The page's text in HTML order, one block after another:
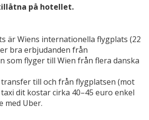
på hotellet.
är Wiens internationella flygplats (22
bra erbjudanden från
som flyger till Wien från flera danska
till och från flygplatsen (mot
dit kostar cirka 40–45 euro enkel
med Uber.